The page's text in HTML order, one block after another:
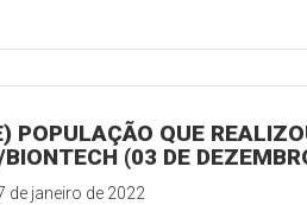
POPULAÇÃO QUE
BIONTECH (03 DE
de janeiro de 2022